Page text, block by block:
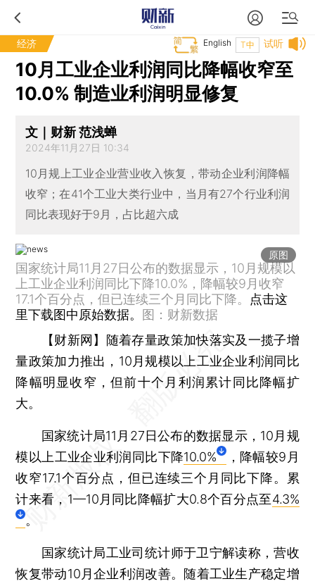
经济 试听
T中
English
10月工业企业利润同比降幅收窄至
10.0% 制造业利润明显修复
文｜财新 范浅蝉
2024年11月27日 10:34
10月规上工业企业营业收入恢复，带动企业利润降幅
收窄；在41个工业大类行业中，当月有27个行业利润
同比表现好于9月，占比超六成
原图
国家统计局11月27日公布的数据显示，10月规模以
上工业企业利润同比下降10.0%，降幅较9月收窄
17.1个百分点，但已连续三个月同比下降。 点击这
里下载图中原始数据。 图：财新数据
【财新网】 随着存量政策加快落实及一揽子增
量政策加力推出，10月规模以上工业企业利润同比
降幅明显收窄，但前十个月利润累计同比降幅扩
大。
国家统计局11月27日公布的数据显示，10月规
模以上工业企业利润同比下降10.0%
，降幅较9月
收窄17.1个百分点，但已连续三个月同比下降。累
计来看，1—10月同比降幅扩大0.8个百分点至4.3%
。
国家统计局工业司统计师于卫宁解读称，营收
恢复带动10月企业利润改善。随着工业生产稳定增